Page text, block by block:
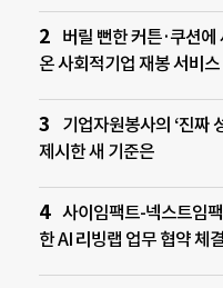
버릴 뻔한 커튼·쿠션
온 사회적기업 재봉 서비스
기업자원봉사의 ‘진짜
제시한 새 기준은
사이임팩트-넥스트임
한 AI 리빙랩 업무 협약 체결